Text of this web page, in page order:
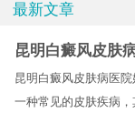
最新文章
昆明白癜风皮肤
昆明白癜风皮肤病医
一种常见的皮肤疾病